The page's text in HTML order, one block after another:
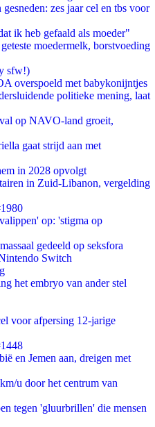
zes jaar cel en tbs voor
ik heb gefaald als moeder"
moedermelk, borstvoeding
sfw!)
overspoeld met babykonijntjes
politieke mening, laat
op NAVO-land groeit,
gaat strijd aan met
in 2028 opvolgt
in Zuid-Libanon, vergelding
op: 'stigma op
gedeeld op seksfora
Switch
het embryo van ander stel
voor afpersing 12-jarige
en Jemen aan, dreigen met
u door het centrum van
tegen 'gluurbrillen' die mensen